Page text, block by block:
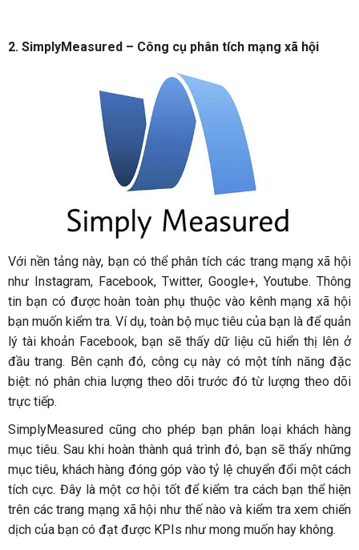
2. SimplyMeasured – Công cụ phân tích mạng xã hội
Với nền tảng này, bạn có thể phân tích các trang mạng xã hội
như Instagram, Facebook, Twitter, Google+, Youtube. Thông
tin bạn có được hoàn toàn phụ thuộc vào kênh mạng xã hội
bạn muốn kiểm tra. Ví dụ, toàn bộ mục tiêu của bạn là để quản
lý tài khoản Facebook, bạn sẽ thấy dữ liệu cũ hiển thị lên ở
đầu trang. Bên cạnh đó, công cụ này có một tính năng đặc
biệt: nó phân chia lượng theo dõi trước đó từ lượng theo dõi
trực tiếp.
SimplyMeasured cũng cho phép bạn phân loại khách hàng
mục tiêu. Sau khi hoàn thành quá trình đó, bạn sẽ thấy những
mục tiêu, khách hàng đóng góp vào tỷ lệ chuyển đổi một cách
tích cực. Đây là một cơ hội tốt để kiểm tra cách bạn thể hiện
trên các trang mạng xã hội như thế nào và kiểm tra xem chiến
dịch của bạn có đạt được KPIs như mong muốn hay không.